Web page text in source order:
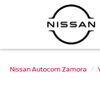
Nissan Autocom Zamora